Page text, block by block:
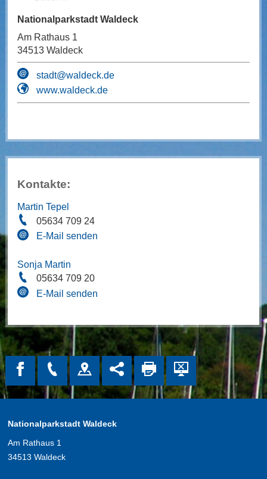
Nationalparkstadt Waldeck
Am Rathaus 1
34513 Waldeck
stadt@waldeck.de
www.waldeck.de
Kontakte:
Martin Tepel
05634 709 24
E-Mail senden
Sonja Martin
05634 709 20
E-Mail senden
Nationalparkstadt Waldeck
Am Rathaus 1
34513 Waldeck